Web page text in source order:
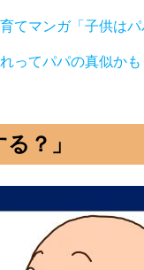
てマンガ「子供はパ
ってパパの真似か
？」